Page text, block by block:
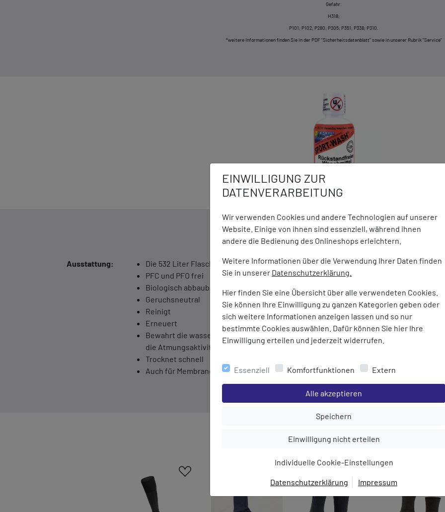
EINWILLIGUNG ZUR
DATENVERARBEITUNG
Wir verwenden Cookies und andere Technologien auf unserer
Website. Einige von ihnen sind essenziell, während ihnen
andere die Bedienung des Onlineshops erleichtern.
Weitere Informationen über die Verwendung Ihrer Daten finden
Sie in unserer Datenschutzerklärung.
Hier finden Sie eine Übersicht über alle verwendeten Cookies.
Sie können Ihre Einwilligung zu ganzen Kategorien geben oder
sich weitere Informationen anzeigen lassen und so nur
bestimmte Cookies auswählen. Dafür können Sie hier Ihre
Einwilligung erteilen und jederzeit widerrufen.
Essenziell Komfortfunktionen Extern
Einstellungen speichern für die Gruppe
Alle akzeptieren
Einstellungen speichern für die
Speichern
Einstellungen speichern für die Gruppe
Einwilligung nicht erteilen
Individuelle Cookie-Einstellungen
Datenschutzerklärung Impressum
EINWILLIGUNG ZUR
DATENVERARBEITUNG
Gefahr:
H318;
P101; P102; P280; P305; P351; P338; P310.
*weitere Informationen finden Sie in der PDF "Sicherheitsdatenblatt" sowie in unserer Rubrik "Service"
DETAILS ZUM PRODUKT
Ausstattung:
Die 532 Liter Flasche ergibt ca. 18 Waschladungen
PFC und PFO frei
Biologisch abbaubar
Geruchsneutral
Reinigt
Erneuert
Bewahrt die wasserabweisenden Eigenschaften und
die Atmungsaktivität
Trocknet schnell
Auch für Membranen geeignet
Marke:
Atsko
Inhalt:
MEHR AUS DER KATEGORIE